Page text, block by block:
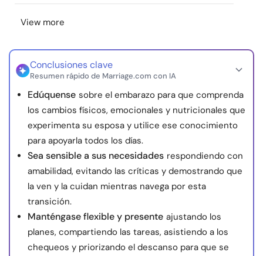
Sobre nosotros
© Copyright 2026. Todos los derechos reservados.
View more
Conclusiones clave
Resumen rápido de Marriage.com con IA
Edúquense sobre el embarazo para que comprenda
los cambios físicos, emocionales y nutricionales que
experimenta su esposa y utilice ese conocimiento
para apoyarla todos los días.
Sea sensible a sus necesidades respondiendo con
amabilidad, evitando las críticas y demostrando que
la ven y la cuidan mientras navega por esta
transición.
Manténgase flexible y presente ajustando los
planes, compartiendo las tareas, asistiendo a los
chequeos y priorizando el descanso para que se